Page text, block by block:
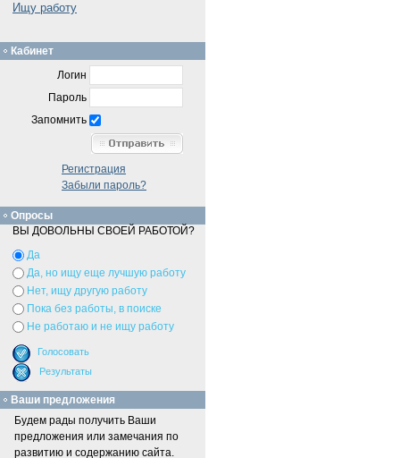
Ищу работу
Кабинет
Логин
Пароль
Запомнить
Регистрация
Забыли пароль?
Опросы
ВЫ ДОВОЛЬНЫ СВОЕЙ РАБОТОЙ?
Да
Да, но ищу еще лучшую работу
Нет, ищу другую работу
Пока без работы, в поиске
Не работаю и не ищу работу
Ваши предложения
Будем рады получить Ваши
предложения или замечания по
развитию и содержанию сайта.